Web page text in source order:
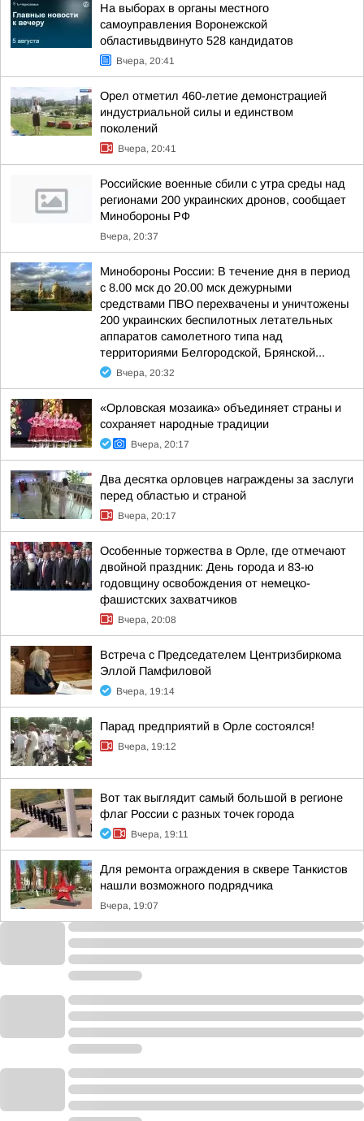
На выборах в органы местного
самоуправления Воронежской
областивыдвинуто 528 кандидатов
Вчера, 20:41
Орел отметил 460-летие демонстрацией
индустриальной силы и единством
поколений
Вчера, 20:41
Российские военные сбили с утра среды над
регионами 200 украинских дронов, сообщает
Минобороны РФ
Вчера, 20:37
Минобороны России: В течение дня в период
с 8.00 мск до 20.00 мск дежурными
средствами ПВО перехвачены и уничтожены
200 украинских беспилотных летательных
аппаратов самолетного типа над
территориями Белгородской, Брянской...
Вчера, 20:32
«Орловская мозаика» объединяет страны и
сохраняет народные традиции
Вчера, 20:17
Два десятка орловцев награждены за заслуги
перед областью и страной
Вчера, 20:17
Особенные торжества в Орле, где отмечают
двойной праздник: День города и 83-ю
годовщину освобождения от немецко-
фашистских захватчиков
Вчера, 20:08
Встреча с Председателем Центризбиркома
Эллой Памфиловой
Вчера, 19:14
Парад предприятий в Орле состоялся!
Вчера, 19:12
Вот так выглядит самый большой в регионе
флаг России с разных точек города
Вчера, 19:11
Для ремонта ограждения в сквере Танкистов
нашли возможного подрядчика
Вчера, 19:07